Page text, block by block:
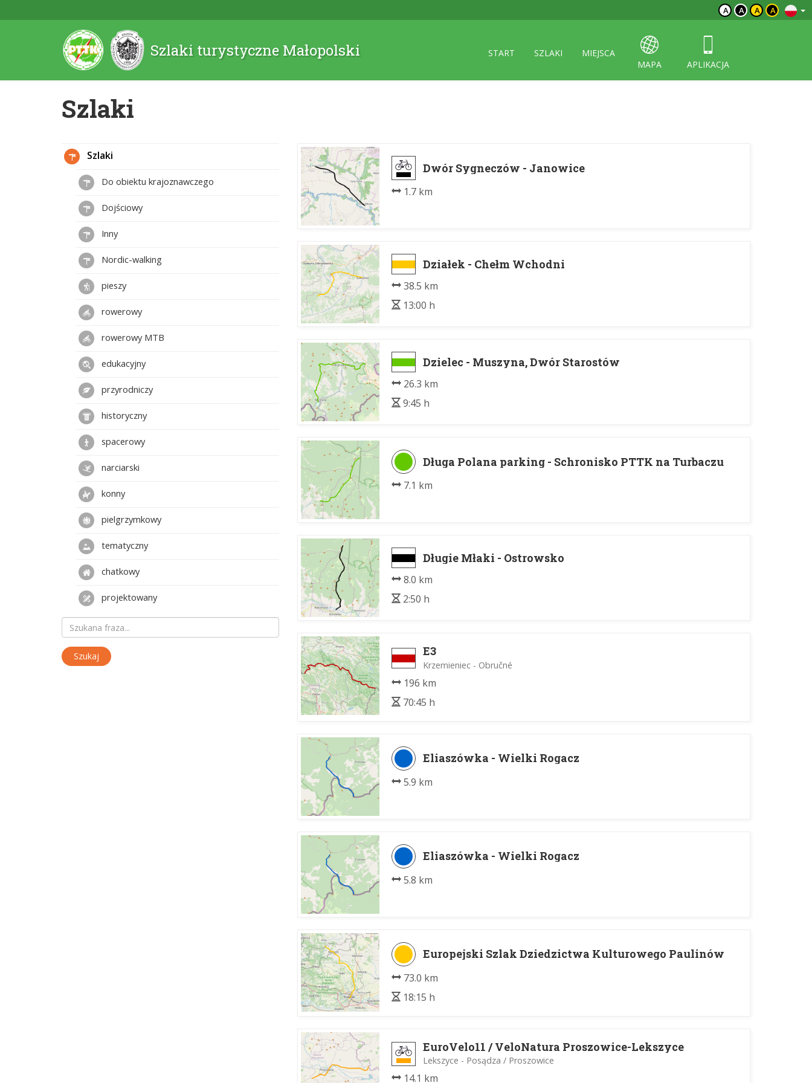
A A A A
Szlaki turystyczne Małopolski START SZLAKI
MIEJSCA
MAPA
APLIKACJA
Szlaki
Dwór Sygneczów - Janowice
1.7 km
Działek - Chełm Wchodni
38.5 km
13:00 h
Dzielec - Muszyna, Dwór Starostów
26.3 km
9:45 h
Długa Polana parking - Schronisko PTTK na Turbaczu
7.1 km
Długie Młaki - Ostrowsko
8.0 km
2:50 h
E3
Krzemieniec - Obručné
196 km
70:45 h
Eliaszówka - Wielki Rogacz
5.9 km
Eliaszówka - Wielki Rogacz
5.8 km
Europejski Szlak Dziedzictwa Kulturowego Paulinów
73.0 km
18:15 h
EuroVelo11 / VeloNatura Proszowice-Lekszyce
Lekszyce - Posądza / Proszowice
14.1 km
Szlaki
Do obiektu krajoznawczego
Dojściowy
Inny
Nordic-walking
pieszy
rowerowy
rowerowy MTB
edukacyjny
przyrodniczy
historyczny
spacerowy
narciarski
konny
pielgrzymkowy
tematyczny
chatkowy
projektowany